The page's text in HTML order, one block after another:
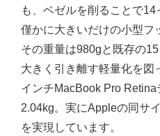
も、ベゼルを削ることで
僅かに大きいだけの小型フ
その重量は980gと既存の
大きく引き離す軽量化を図
インチMacBook Pro
2.04kg。実にAppleの同サ
を実現しています。